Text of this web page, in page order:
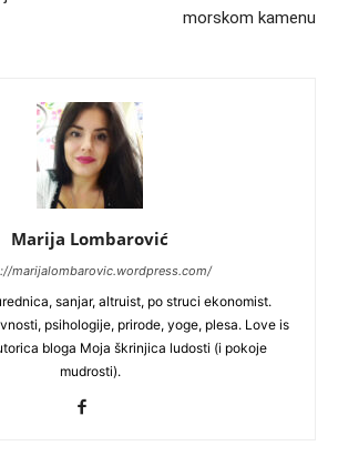
morskom kamenu
Marija Lombarović
marijalombarovic.wordpress.com/
sanjar, altruist, po struci ekonomist.
psihologije, prirode, yoge, plesa. Love is
bloga Moja škrinjica ludosti (i pokoje
mudrosti).